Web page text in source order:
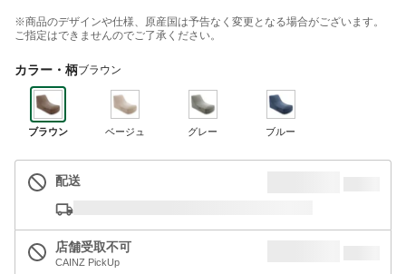
※商品のデザインや仕様、原産国は予告なく変更となる場合がございます。
ご指定はできませんのでご了承ください。
カラー・柄ブラウン
ブラウン ベージュ グレー ブルー
配送
店舗受取不可
CAINZ PickUp